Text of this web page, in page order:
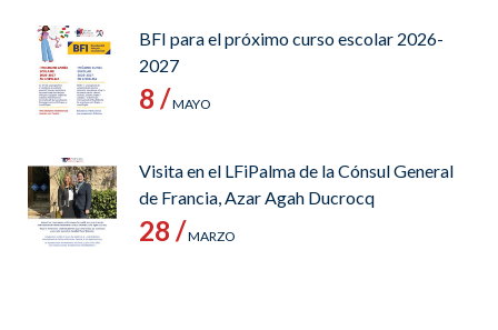
BFI para el próximo curso escolar 2026-
2027
8 /MAYO
Visita en el LFiPalma de la Cónsul General
de Francia, Azar Agah Ducrocq
28 /MARZO